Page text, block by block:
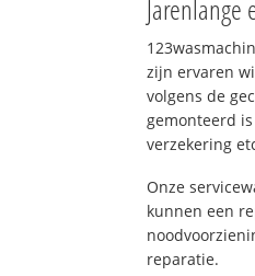
Jarenlange
zijn ervaren
volgens de
gemonteerd
verzekering
Onze
kunnen een
reparatie.